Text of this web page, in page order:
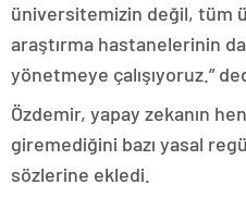
üniversitemizin değil, tüm
araştırma hastanelerinin
yönetmeye çalışıyoruz.”
Özdemir, yapay zekanın
giremediğini bazı yasal
sözlerine ekledi.